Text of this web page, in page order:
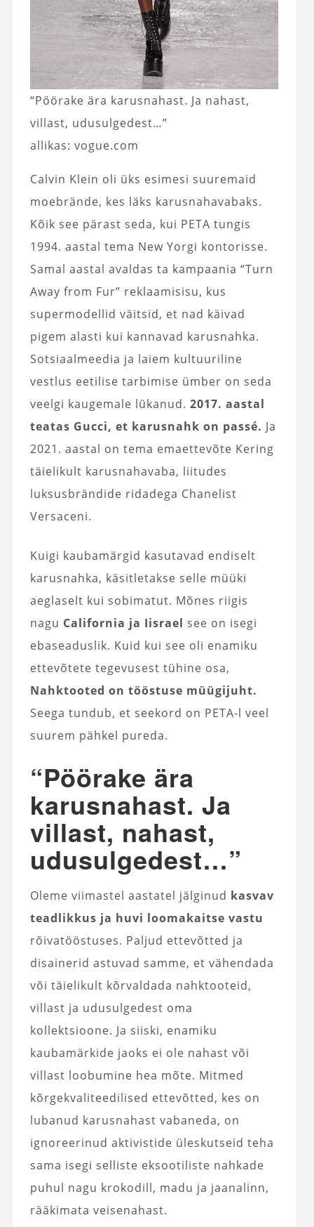
“Pöörake ära karusnahast. Ja nahast,
villast, udusulgedest…”
allikas: vogue.com
Calvin Klein oli üks esimesi suuremaid
moebrände, kes läks karusnahavabaks.
Kõik see pärast seda, kui PETA tungis
1994. aastal tema New Yorgi kontorisse.
Samal aastal avaldas ta kampaania “Turn
Away from Fur” reklaamisisu, kus
supermodellid väitsid, et nad käivad
pigem alasti kui kannavad karusnahka.
Sotsiaalmeedia ja laiem kultuuriline
vestlus eetilise tarbimise ümber on seda
veelgi kaugemale lükanud. 2017. aastal
teatas Gucci, et karusnahk on passé. Ja
2021. aastal on tema emaettevõte Kering
täielikult karusnahavaba, liitudes
luksusbrändide ridadega Chanelist
Versaceni.
Kuigi kaubamärgid kasutavad endiselt
karusnahka, käsitletakse selle müüki
aeglaselt kui sobimatut. Mõnes riigis
nagu California ja Iisrael see on isegi
ebaseaduslik. Kuid kui see oli enamiku
ettevõtete tegevusest tühine osa,
Nahktooted on tööstuse müügijuht.
Seega tundub, et seekord on PETA-l veel
suurem pähkel pureda.
“Pöörake ära
karusnahast. Ja
villast, nahast,
udusulgedest…”
Oleme viimastel aastatel jälginud kasvav
teadlikkus ja huvi loomakaitse vastu
rõivatööstuses. Paljud ettevõtted ja
disainerid astuvad samme, et vähendada
või täielikult kõrvaldada nahktooteid,
villast ja udusulgedest oma
kollektsioone. Ja siiski, enamiku
kaubamärkide jaoks ei ole nahast või
villast loobumine hea mõte. Mitmed
kõrgekvaliteedilised ettevõtted, kes on
lubanud karusnahast vabaneda, on
ignoreerinud aktivistide üleskutseid teha
sama isegi selliste eksootiliste nahkade
puhul nagu krokodill, madu ja jaanalinn,
rääkimata veisenahast.